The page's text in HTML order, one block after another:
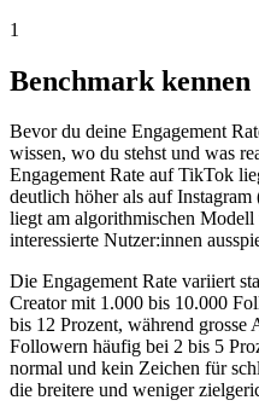
1
Benchmark kennen
Bevor du deine Engagement
wissen, wo du stehst und was
Engagement Rate auf TikTok
deutlich höher als auf
liegt am algorithmischen
interessierte Nutzer:innen
Die Engagement Rate variiert
Creator mit 1.000 bis 10.000
bis 12 Prozent, während
Followern häufig bei 2 bis 5
normal und kein Zeichen für
die breitere und weniger